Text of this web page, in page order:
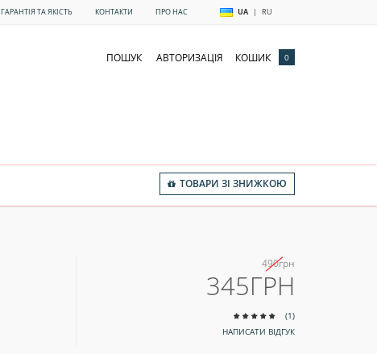
ГАРАНТІЯ ТА ЯКІСТЬ КОНТАКТИ ПРО НАС UA | RU
ПОШУК АВТОРИЗАЦІЯ КОШИК 0
ТОВАРИ ЗІ ЗНИЖКОЮ
490грн
345ГРН
(1)
НАПИСАТИ ВІДГУК